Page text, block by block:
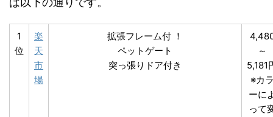
1
位
楽
天
市
場
拡張フレーム付 ！
ペットゲート
突っ張りドア付き
～
5,181
※カ
ーに
って